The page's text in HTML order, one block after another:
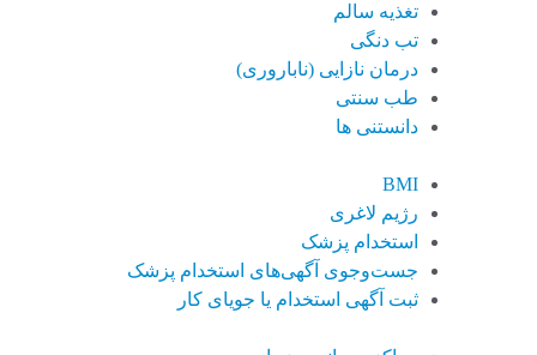
تغذیه سالم
تب دنگی
درمان نازایی (ناباروری)
طب سنتی
دانستنی ها
BMI
رژیم لاغری
استخدام پزشک
جست‌وجوی آگهی‌های استخدام پزشک
ثبت آگهی استخدام یا جویای کار